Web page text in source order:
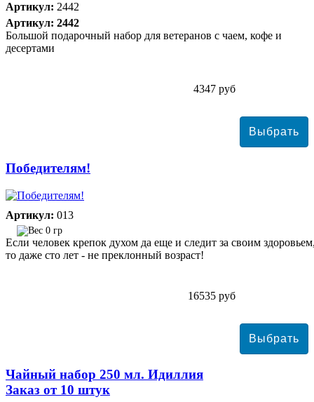
Артикул: 2442
Артикул: 2442
Большой подарочный набор для ветеранов с чаем, кофе и
десертами
4347 руб
Победителям!
Артикул: 013
0 гр
Если человек крепок духом да еще и следит за своим
то даже сто лет - не преклонный возраст!
16535 руб
Чайный набор 250 мл. Идиллия
Заказ от 10 штук